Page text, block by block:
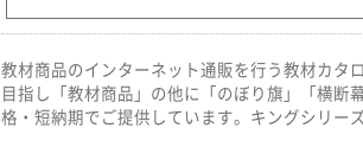
教材商品のインターネット通販を行う教材カタ
目指し「教材商品」の他に「のぼり旗」「横
格・短納期でご提供しています。キングシリー